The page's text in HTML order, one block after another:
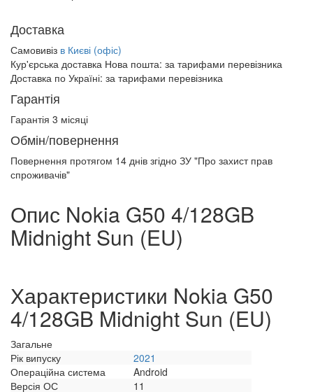
Доставка
Самовивіз в Києві (офіс)
Кур'єрська доставка Нова пошта: за тарифами перевізника
Доставка по Україні: за тарифами перевізника
Гарантія
Гарантія 3 місяці
Обмін/повернення
Повернення протягом 14 днів згідно ЗУ "Про захист прав
спроживачів"
Опис Nokia G50 4/128GB
Midnight Sun (EU)
Характеристики Nokia G50
4/128GB Midnight Sun (EU)
Загальне
Рік випуску
2021
Операційна система
Android
Версія ОС
11